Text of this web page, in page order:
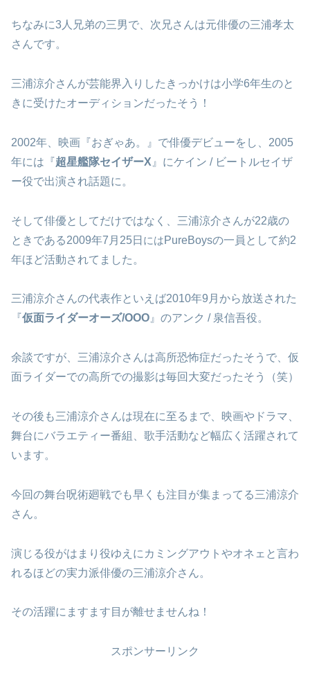
ちなみに3人兄弟の三男で、次兄さんは元俳優の三浦孝太
さんです。
三浦涼介さんが芸能界入りしたきっかけは小学6年生のと
きに受けたオーディションだったそう！
2002年、映画『おぎゃあ。』で俳優デビューをし、2005
年には『超星艦隊セイザーX 』にケイン / ビートルセイザ
ー役で出演され話題に。
そして俳優としてだけではなく、三浦涼介さんが22歳の
ときである2009年7月25日 にはPureBoysの一員として約2
年ほど活動されてました。
三浦涼介さんの代表作といえば2010年9月から放送された
『仮面ライダーオーズ/OOO 』のアンク / 泉信吾役。
余談ですが、三浦涼介さんは高所恐怖症だったそうで、仮
面ライダーでの高所での撮影は毎回大変だったそう（笑）
その後も三浦涼介さんは現在に至るまで、映画やドラマ、
舞台にバラエティー番組、歌手活動など幅広く活躍されて
います。
今回の舞台呪術廻戦でも早くも注目が集まってる三浦涼介
さん。
演じる役がはまり役ゆえにカミングアウトやオネェと言わ
れるほどの実力派俳優の三浦涼介さん。
その活躍にますます目が離せませんね！
スポンサーリンク